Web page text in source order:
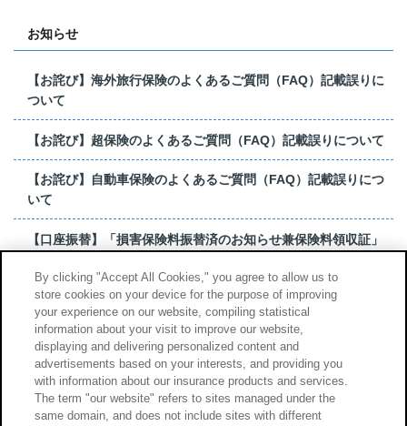
お知らせ
【お詫び】海外旅行保険のよくあるご質問（FAQ）記載誤りに
ついて
【お詫び】超保険のよくあるご質問（FAQ）記載誤りについて
【お詫び】自動車保険のよくあるご質問（FAQ）記載誤りにつ
いて
【口座振替】「損害保険料振替済のお知らせ兼保険料領収証」
【お詫び】超保険のよくあるご質問（FAQ）記載誤りについて
もっと見る
サイトのご利用について 勧誘方針
By clicking "Accept All Cookies," you agree to allow us to
store cookies on your device for the purpose of improving
your experience on our website, compiling statistical
information about your visit to improve our website,
displaying and delivering personalized content and
advertisements based on your interests, and providing you
with information about our insurance products and services.
The term "our website" refers to sites managed under the
same domain, and does not include sites with different